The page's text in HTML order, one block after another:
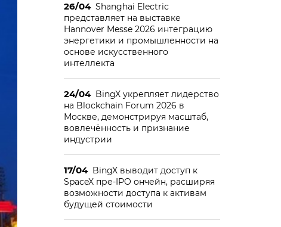
26/04 Shanghai Electric
представляет на выставке
Hannover Messe 2026 интеграцию
энергетики и промышленности на
основе искусственного
интеллекта
24/04 BingX укрепляет лидерство
на Blockchain Forum 2026 в
Москве, демонстрируя масштаб,
вовлечённость и признание
индустрии
17/04 BingX выводит доступ к
SpaceX пре-IPO ончейн, расширяя
возможности доступа к активам
будущей стоимости